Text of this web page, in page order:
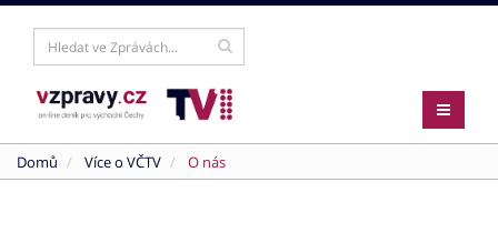
Domů Více o VČTV O nás